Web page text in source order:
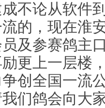
不论从软件
的，现在淮
及参赛鸽主
更上一层楼
创全国一流
们鸽会向大